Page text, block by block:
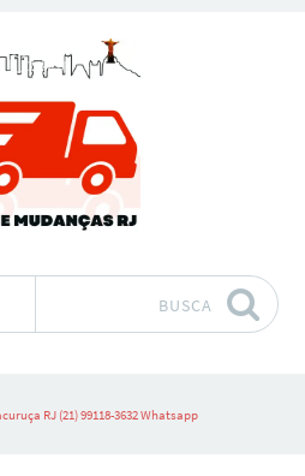
BUSCA
RJ (21) 99118-3632 Whatsapp